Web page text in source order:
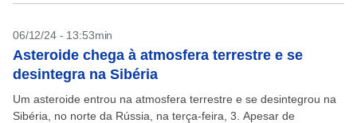
06/12/24 - 13:53min
Asteroide chega à atmosfera terrestre e se
desintegra na Sibéria
Um asteroide entrou na atmosfera terrestre e se desintegrou na
Sibéria, no norte da Rússia, na terça-feira, 3. Apesar de